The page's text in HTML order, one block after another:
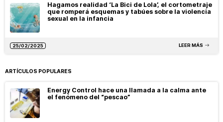
Hagamos realidad ‘La Bici de Lola’, el cortometraje
que romperá esquemas y tabúes sobre la violencia
sexual en la infancia
25/02/2025 LEER MÁS
ARTÍCULOS POPULARES
Energy Control hace una llamada a la calma ante
el fenómeno del “pescao”